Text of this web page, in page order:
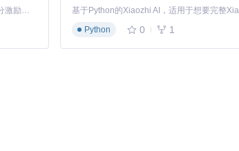
「源启盛夏」暑期校园开发者成长计划旨在激活校园开源力量，通过积分激励、认证扶持、资源倾斜等形式，引导高校组织和开发者完成「入驻 — 建项目 — 做贡献 — 获认证 — 得资源」的完整闭环。无论你是想带领社团入驻平台的组织者，还是希望用代码贡献证明自己的开发者，都能在这里找到属于你的成长路径。
Python
0 1